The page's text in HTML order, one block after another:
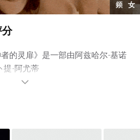
分
的灵扉》是一部由阿兹哈尔·基诺
提·阿尤蒂
英达·帕玛塔萨
西亚电影，手机免费观看高清无
